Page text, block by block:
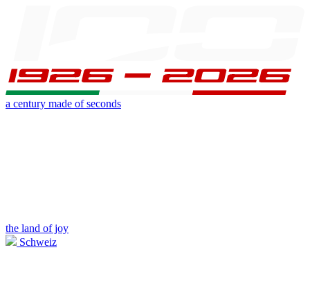
a century made of seconds
the land of joy
Schweiz